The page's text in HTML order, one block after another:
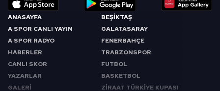
ANASAYFA
A SPOR CANLI YAYIN
A SPOR RADYO
HABERLER
CANLI SKOR
YAZARLAR
GALERİ
BEŞİKTAŞ
GALATASARAY
FENERBAHÇE
TRABZONSPOR
FUTBOL
BASKETBOL
ZİRAAT TÜRKİYE KUPASI